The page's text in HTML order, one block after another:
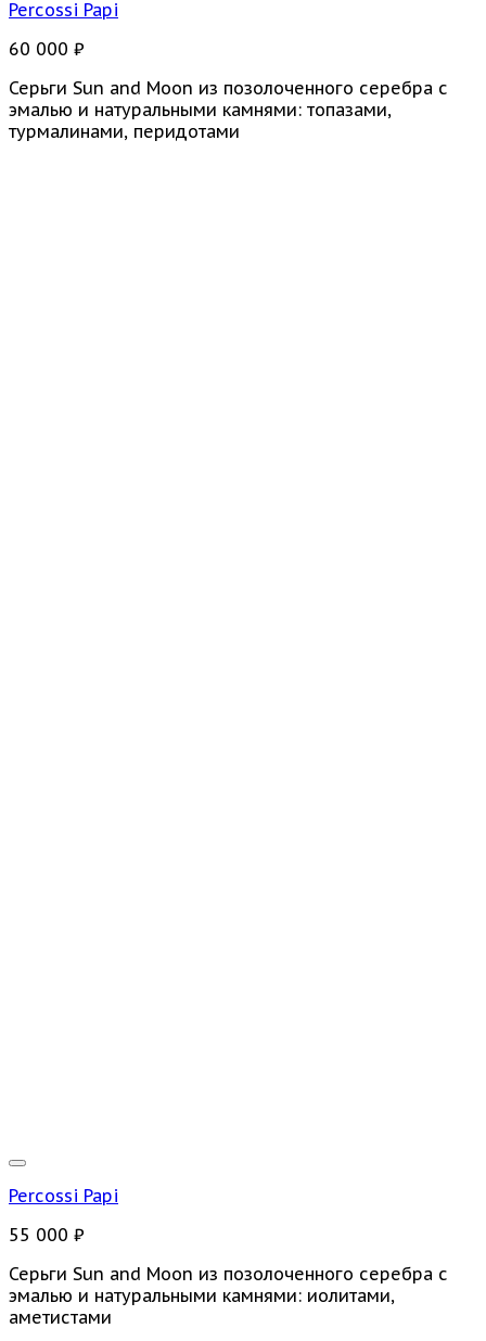
Percossi Papi
60 000 ₽
Серьги Sun and Moon из позолоченного серебра с
эмалью и натуральными камнями: топазами,
турмалинами, перидотами
Percossi Papi
55 000 ₽
Серьги Sun and Moon из позолоченного серебра с
эмалью и натуральными камнями: иолитами,
аметистами